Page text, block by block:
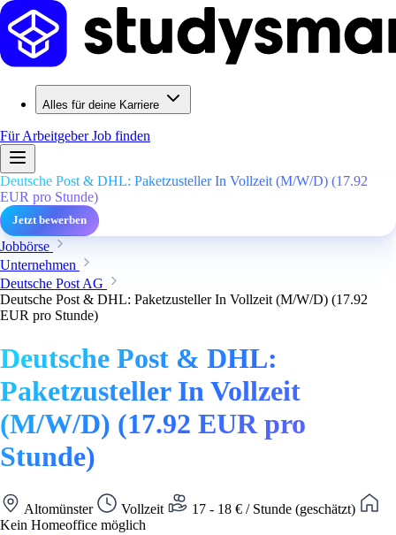
Alles für deine Karriere
Für ArbeitgeberJob finden
Deutsche Post & DHL: Paketzusteller In Vollzeit (M/W/D) (17.92
EUR pro Stunde)
Jetzt bewerben
Jobbörse
Unternehmen
Deutsche Post AG
Deutsche Post & DHL: Paketzusteller In Vollzeit (M/W/D) (17.92
EUR pro Stunde)
Deutsche Post & DHL:
Paketzusteller In Vollzeit
(M/W/D) (17.92 EUR pro
Stunde)
Altomünster Vollzeit
17 - 18 € / Stunde (geschätzt)
Kein Homeoffice möglich